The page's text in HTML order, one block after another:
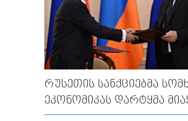
ᲠᲣᲡᲔᲗᲘᲡ ᲡᲐᲜᲥᲪᲘᲔᲑᲛᲐ
ᲔᲙᲝᲜᲝᲛᲘᲙᲐᲡ ᲓᲐᲠᲢᲧᲛᲐ